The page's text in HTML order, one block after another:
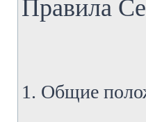
Правила
1. Общие